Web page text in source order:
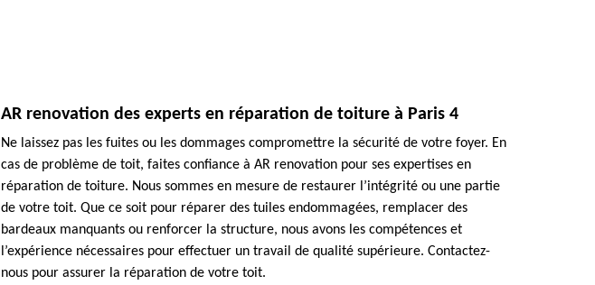
AR renovation des experts en réparation de toiture à Paris 4
Ne laissez pas les fuites ou les dommages compromettre la sécurité de votre foyer. En
cas de problème de toit, faites confiance à AR renovation pour ses expertises en
réparation de toiture. Nous sommes en mesure de restaurer l’intégrité ou une partie
de votre toit. Que ce soit pour réparer des tuiles endommagées, remplacer des
bardeaux manquants ou renforcer la structure, nous avons les compétences et
l’expérience nécessaires pour effectuer un travail de qualité supérieure. Contactez-
nous pour assurer la réparation de votre toit.